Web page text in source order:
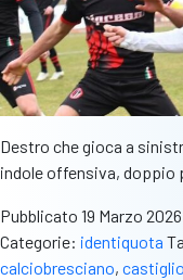
Destro che gioca a
indole offensiva, doppio
Pubblicato 19 Marzo 2026
Categorie: identiquota
calciobresciano,